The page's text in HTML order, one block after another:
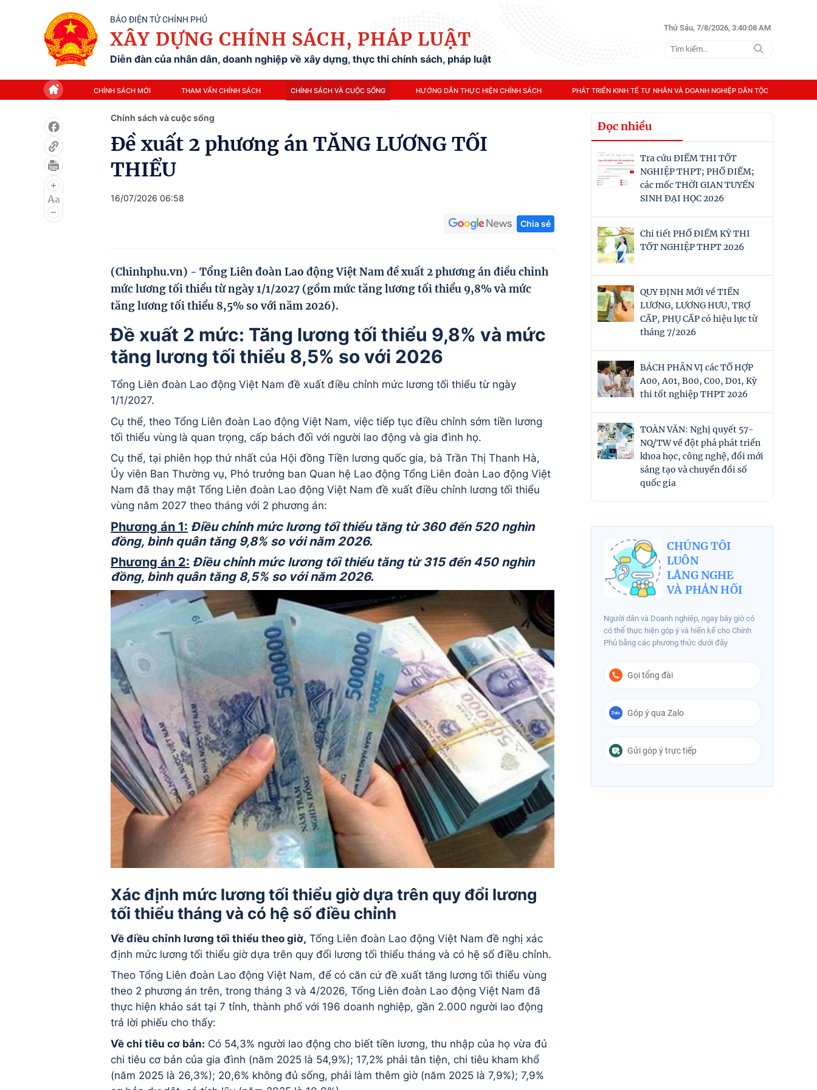
BÁO ĐIỆN TỬ CHÍNH PHỦ
XÂY DỰNG CHÍNH SÁCH, PHÁP LUẬT
Diễn đàn của nhân dân, doanh nghiệp về xây dựng, thực thi chính sách, pháp luật
Thứ Sáu, 7/8/2026, 3:40:09 AM
CHÍNH SÁCH MỚI THAM VẤN CHÍNH SÁCH CHÍNH SÁCH VÀ CUỘC SỐNG HƯỚNG DẪN THỰC HIỆN CHÍNH SÁCH PHÁT TRIỂN KINH TẾ TƯ NHÂN VÀ DOANH NGHIỆP DÂN TỘC
Chính sách và cuộc sống
Đề xuất 2 phương án TĂNG LƯƠNG TỐI
THIỂU
16/07/2026 06:58
Chia sẻ
(Chinhphu.vn) - Tổng Liên đoàn Lao động Việt Nam đề xuất 2 phương án điều chỉnh
mức lương tối thiểu từ ngày 1/1/2027 (gồm mức tăng lương tối thiểu 9,8% và mức
tăng lương tối thiểu 8,5% so với năm 2026).
Đề xuất 2 mức: Tăng lương tối thiểu 9,8% và mức
tăng lương tối thiểu 8,5% so với 2026
Tổng Liên đoàn Lao động Việt Nam đề xuất điều chỉnh mức lương tối thiểu từ ngày
1/1/2027.
Cụ thể, theo Tổng Liên đoàn Lao động Việt Nam, việc tiếp tục điều chỉnh sớm tiền lương
tối thiểu vùng là quan trọng, cấp bách đối với người lao động và gia đình họ.
Cụ thể, tại phiên họp thứ nhất của Hội đồng Tiền lương quốc gia, bà Trần Thị Thanh Hà,
Ủy viên Ban Thường vụ, Phó trưởng ban Quan hệ Lao động Tổng Liên đoàn Lao động Việt
Nam đã thay mặt Tổng Liên đoàn Lao động Việt Nam đề xuất điều chỉnh lương tối thiểu
vùng năm 2027 theo tháng với 2 phương án:
Phương án 1: Điều chỉnh mức lương tối thiểu tăng từ 360 đến 520 nghìn
đồng, bình quân tăng 9,8% so với năm 2026.
Phương án 2: Điều chỉnh mức lương tối thiểu tăng từ 315 đến 450 nghìn
đồng, bình quân tăng 8,5% so với năm 2026.
Xác định mức lương tối thiểu giờ dựa trên quy đổi lương
tối thiểu tháng và có hệ số điều chỉnh
Về điều chỉnh lương tối thiểu theo giờ, Tổng Liên đoàn Lao động Việt Nam đề nghị xác
định mức lương tối thiểu giờ dựa trên quy đổi lương tối thiểu tháng và có hệ số điều chỉnh.
Theo Tổng Liên đoàn Lao động Việt Nam, để có căn cứ đề xuất tăng lương tối thiểu vùng
theo 2 phương án trên, trong tháng 3 và 4/2026, Tổng Liên đoàn Lao động Việt Nam đã
thực hiện khảo sát tại 7 tỉnh, thành phố với 196 doanh nghiệp, gần 2.000 người lao động
trả lời phiếu cho thấy:
Về chi tiêu cơ bản: Có 54,3% người lao động cho biết tiền lương, thu nhập của họ vừa đủ
chi tiêu cơ bản của gia đình (năm 2025 là 54,9%); 17,2% phải tằn tiện, chi tiêu kham khổ
(năm 2025 là 26,3%); 20,6% không đủ sống, phải làm thêm giờ (năm 2025 là 7,9%); 7,9%
Đọc nhiều
Tra cứu ĐIỂM THI TỐT
NGHIỆP THPT; PHỔ ĐIỂM;
các mốc THỜI GIAN TUYỂN
SINH ĐẠI HỌC 2026
Chi tiết PHỔ ĐIỂM KỲ THI
TỐT NGHIỆP THPT 2026
QUY ĐỊNH MỚI về TIỀN
LƯƠNG, LƯƠNG HƯU, TRỢ
CẤP, PHỤ CẤP có hiệu lực từ
tháng 7/2026
BÁCH PHÂN VỊ các TỔ HỢP
A00, A01, B00, C00, D01, Kỳ
thi tốt nghiệp THPT 2026
TOÀN VĂN: Nghị quyết 57-
NQ/TW về đột phá phát triển
khoa học, công nghệ, đổi mới
sáng tạo và chuyển đổi số
quốc gia
CHÚNG TÔI
LUÔN
LẮNG NGHE
VÀ PHẢN HỒI
Người dân và Doanh nghiệp, ngay bây giờ có
có thể thực hiện góp ý và hiến kế cho Chính
Phủ bằng các phương thức dưới đây
Gọi tổng đài
Góp ý qua Zalo
Gửi góp ý trực tiếp